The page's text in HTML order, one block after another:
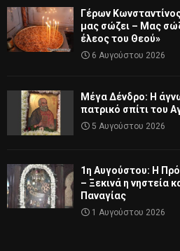
Γέρων
μας σώζει – Μας
έλεος του Θεού»
6 Αυγούστου 2026
Μέγα Δένδρο: Η
πατρικό σπίτι του
5 Αυγούστου 2026
1η Αυγούστου: Η
– Ξεκινά η νηστεία
Παναγίας
1 Αυγούστου 2026